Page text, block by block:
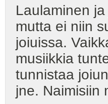
Laulaminen
mutta ei niin
joiuissa.
musiikkia
tunnistaa
jne. Naimisiin